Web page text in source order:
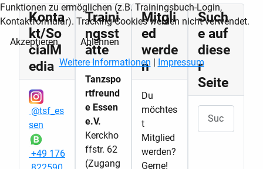
Konta
kt/So
cialM
edia
@tsf_es
sen
+49 176
Traini
ngsst
ätte
Tanzspo
rtfreund
e Essen
e.V.
Kerckho
ffstr. 62
(Zugang
Mitgli
ed
werde
n
Du
möchtes
t
Mitglied
werden?
Gerne!
Such
e auf
diese
r
Seite
Funktionen zu ermöglichen (z.B. Trainingsbuch-Login,
Kontaktformular). Tracking-Cookies werden nicht verwendet.
Akzeptieren
Ablehnen
Weitere Informationen | Impressum